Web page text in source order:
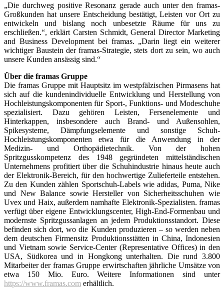
„Die durchweg positive Resonanz gerade auch unter den framas-
Großkunden hat unsere Entscheidung bestätigt, Leisten vor Ort zu
entwickeln und bislang noch unbesetzte Räume für uns zu
erschließen.“, erklärt Carsten Schmidt, General Director Marketing
and Business Development bei framas. „Darin liegt ein weiterer
wichtiger Baustein der framas-Strategie, stets dort zu sein, wo auch
unsere Kunden ansässig sind.“
Über die framas Gruppe
Die framas Gruppe mit Hauptsitz im westpfälzischen Pirmasens hat
sich auf die kundenindividuelle Entwicklung und Herstellung von
Hochleistungskomponenten für Sport-, Funktions- und Modeschuhe
spezialisiert. Dazu gehören Leisten, Fersenelemente und
Hinterkappen, insbesondere auch Brand- und Außensohlen,
Spikesysteme, Dämpfungselemente und sonstige Schuh-
Hochleistungskomponenten etwa für die Anwendung in der
Medizin- und Orthopädietechnik. Von der hohen
Spritzgusskompetenz des 1948 gegründeten mittelständischen
Unternehmens profitiert über die Schuhindustrie hinaus heute auch
der Elektronik-Bereich, für den hochwertige Zulieferteile entstehen.
Zu den Kunden zählen Sportschuh-Labels wie adidas, Puma, Nike
und New Balance sowie Hersteller von Sicherheitsschuhen wie
Uvex und Haix, außerdem namhafte Elektronik-Spezialisten. framas
verfügt über eigene Entwicklungscenter, High-End-Formenbau und
modernste Spritzgussanlagen an jedem Produktions­standort. Diese
befinden sich dort, wo die Kunden produzieren – so werden neben
dem deutschen Firmensitz Produktionsstätten in China, Indonesien
und Vietnam sowie Service-Center (Representative Offices) in den
USA, Südkorea und in Hongkong unterhalten. Die rund 3.800
Mitarbeiter der framas Gruppe erwirtschaften jährliche Umsätze von
etwa 150 Mio. Euro. Weitere Informationen sind unter
https://www.framas.com erhältlich.